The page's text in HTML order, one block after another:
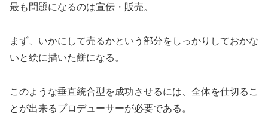
最も問題になるのは宣伝・販売。
まず、いかにして売るかという部分をしっかりしておかな
いと絵に描いた餅になる。
このような垂直統合型を成功させるには、全体を仕切るこ
とが出来るプロデューサーが必要である。